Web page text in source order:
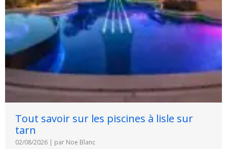
Tout savoir sur les piscines à lisle sur
tarn
02/08/2026 | par Noe Blanc